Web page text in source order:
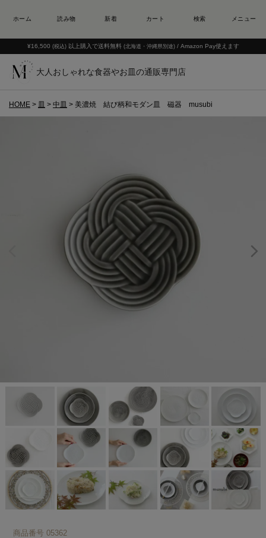
¥16,500 (税込) 以上購入で送料無料 (北海道・沖縄県別途) / Amazon Pay使えます
大人おしゃれな食器やお皿の通販専門店
HOME 皿 中皿 美濃焼 結び柄和モダン皿 磁器 musubi
商品番号 05362